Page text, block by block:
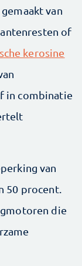
van
of
kerosine
in combinatie
van
50 procent.
die